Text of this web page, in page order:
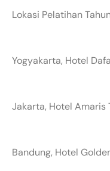
Lokasi Pelatihan
Yogyakarta, Hotel
Jakarta, Hotel
Bandung, Hotel